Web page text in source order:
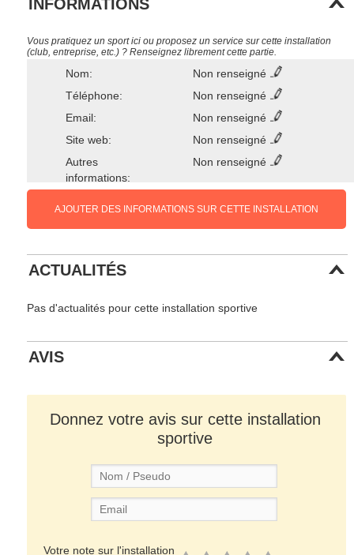
INFORMATIONS
Vous pratiquez un sport ici ou proposez un service sur cette installation
(club, entreprise, etc.) ? Renseignez librement cette partie.
Nom:
Non renseigné
Téléphone:
Non renseigné
Email:
Non renseigné
Site web:
Non renseigné
Autres
informations:
Non renseigné
AJOUTER DES INFORMATIONS SUR CETTE INSTALLATION
ACTUALITÉS
Pas d'actualités pour cette installation sportive
AVIS
Donnez votre avis sur cette installation
sportive
Votre note sur l'installation